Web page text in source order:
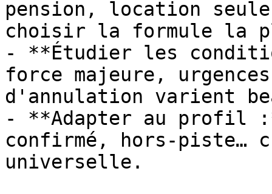
pension, location
choisir la formule la
- **Étudier les
force majeure,
d'annulation varient
- **Adapter au
confirmé, hors-piste…
universelle.